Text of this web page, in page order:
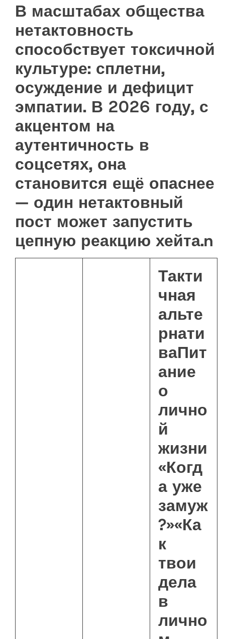
В масштабах общества
нетактовность
способствует токсичной
культуре: сплетни,
осуждение и дефицит
эмпатии. В 2026 году, с
акцентом на
аутентичность в
соцсетях, она
становится ещё опаснее
— один нетактовный
пост может запустить
цепную реакцию хейта.n
Такти
чная
альте
рнати
ваПит
ание
о
лично
й
жизни
«Когд
а уже
замуж
?»«Ка
к
твои
дела
в
лично